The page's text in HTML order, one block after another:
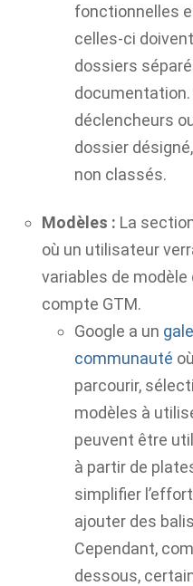
fonctionnelles
celles-ci
dossiers
documentation.
déclencheurs
dossier
non classés.
Modèles : La
où un utilisateur
variables de
compte GTM.
Google a un
communauté
parcourir,
modèles à
peuvent être
à partir de
simplifier
ajouter des
Cependant,
dessous,